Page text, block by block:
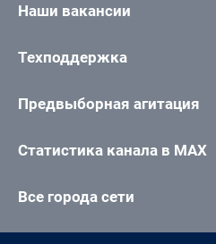
Наши вакансии
Техподдержка
Предвыборная агитация
Статистика канала в MAX
Все города сети